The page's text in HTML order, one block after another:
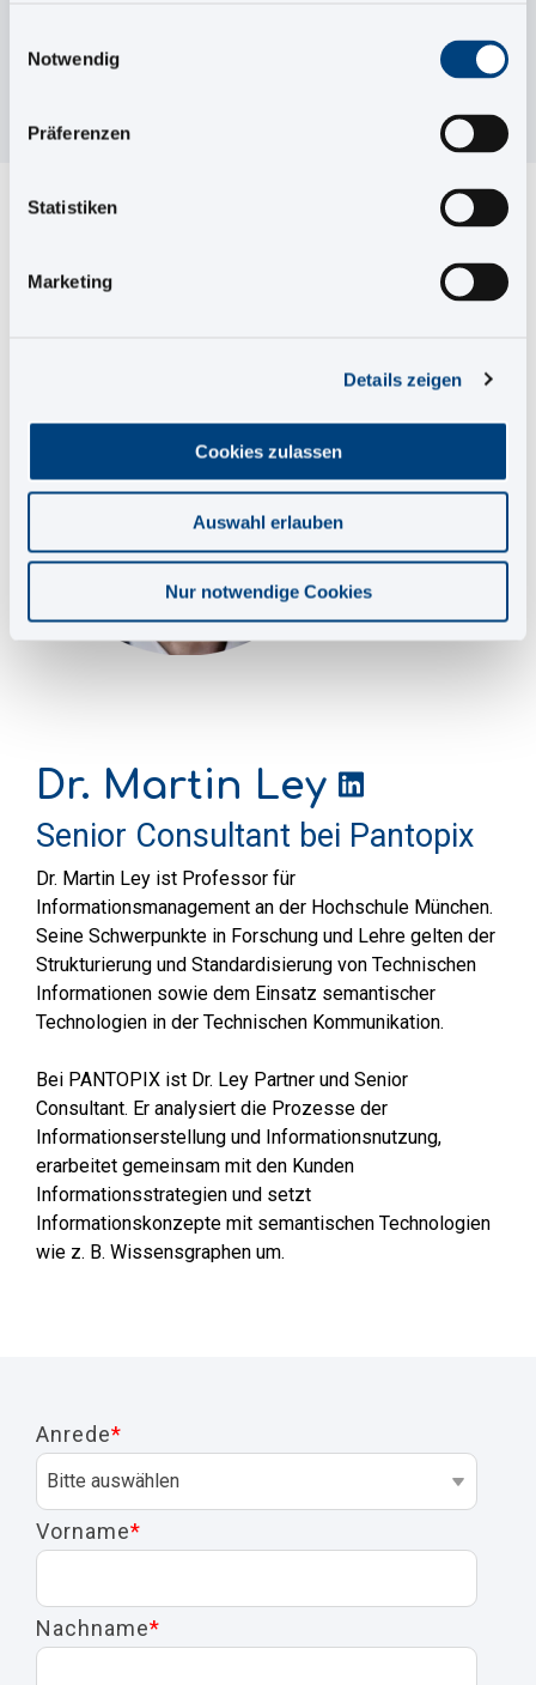
Notwendig
Präferenzen
Statistiken
Marketing
Details zeigen
Cookies zulassen
Auswahl erlauben
Nur notwendige Cookies
Fortgeschrittene Kenntnisse der
Das ist Ihr Speaker:
Dr. Martin Ley
Senior Consultant bei Pantopix
Dr. Martin Ley ist Professor für
Informationsmanagement an der Hochschule München.
Seine Schwerpunkte in Forschung und Lehre gelten der
Strukturierung und Standardisierung von Technischen
Informationen sowie dem Einsatz semantischer
Technologien in der Technischen Kommunikation.
Bei PANTOPIX ist Dr. Ley Partner und Senior
Consultant. Er analysiert die Prozesse der
Informationserstellung und Informationsnutzung,
erarbeitet gemeinsam mit den Kunden
Informationsstrategien und setzt
Informationskonzepte mit semantischen Technologien
wie z. B. Wissensgraphen um.
Anrede*
Vorname*
Nachname*